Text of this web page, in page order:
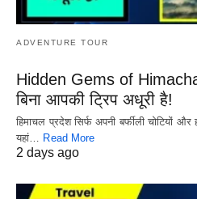
ADVENTURE TOUR
Hidden Gems of
बिना आपकी ट्रिप अधूरी है!
हिमाचल प्रदेश सिर्फ अपनी बर्फीली चोटियों और
यहां…
Read More
2 days ago